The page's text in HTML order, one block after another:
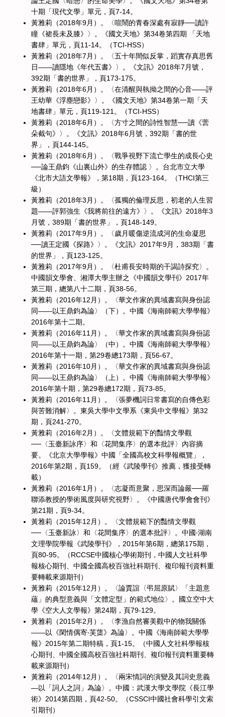
十期「現代文學」單元，頁7-14。
黃雅莉（2018年9月）。〈喧鬧的青春深處有寂靜──讀許
瞳《裙長未及膝》〉。《國文天地》第34卷第四期 「天地
書肆」單元，頁11-14。（TCI-HSS）
黃雅莉（2018年7月）。〈五十年間似反掌，蹈實存真思舊
日——讀隱地《年代五書》〉。《文訊》2018年7月號，
392期「書的世界」，頁173-175。
黃雅莉（2018年6月）。〈在清醒與執拗之間的心音——評
王幼華《浮塵戀影》〉。《國文天地》第34卷第一期「天
地書肆」單元，頁119-121。（TCI-HSS）
黃雅莉（2018年6月）。〈方寸之間的詩性智慧──讀《蕓
朵截句》〉。《文訊》2018年6月號，392期「書的世
界」，頁144-145。
黃雅莉（2018年6月）。〈戰爭視野下流亡學生的成長心史
──論王鼎鈞《山裏山外》的生存體認 〉。台北市立大學
《北市大語文學報》，第18期，頁123-164。（THCI第三
級）
黃雅莉（2018年3月）。〈孤獨的倫理反思，初老的人生習
題——評郭強生《我將前往的遠方》〉。《文訊》2018年3
月號，389期「書的世界」，頁148-149。
黃雅莉（2017年9月）。〈歲月暖傷逆流成河的生命凝思
──讀王定國《探路》〉。《文訊》2017年9月，383期「書
的世界」，頁123-125。
黃雅莉（2017年9月）。〈杜甫長安時期的干謁詩探究〉。
中國韻文學會、湘潭大學主辦之《中國韻文學刊》2017年
第三期，總第八十二期，頁38-56。
黃雅莉（2016年12月）。〈華文作家的異域書寫與身份認
同——以王鼎鈞為論〉（下）。中國《海南師範大學學報》
2016年第十二期。
黃雅莉（2016年11月）。〈華文作家的異域書寫與身份認
同——以王鼎鈞為論〉（中）。中國《海南師範大學學報》
2016年第十一期，第29卷總173期，頁56-67。
黃雅莉（2016年10月）。〈華文作家的異域書寫與身份認
同——以王鼎鈞為論〉（上）。中國《海南師範大學學報》
2016年第十期，第29卷總172期，頁73-85。
黃雅莉（2016年11月）。〈張夢機詞日常書寫的自傳色彩
與苦難消解〉。東吳大學中文學系《東吳中文學報》第32
期，頁241-270。
黃雅莉（2016年2月）。〈文體規範下的豔情文學觀
──〈玉臺新詠序〉和〈花間集序〉的選本批評〉內容摘
要。《北京大學學報》中國「全國高校文科學報概覽」，
2016年第2期，頁159。（經《武陵學刊》推薦，獲接受轉
載）
黃雅莉（2016年1月）。〈志凝而意聚，思深而論嚴──羅
聯添教授的學術風度與研究視野〉。《中國唐代學會會刊》
第21期，頁9-34。
黃雅莉（2015年12月）。〈文體規範下的豔情文學觀
──〈玉臺新詠〉和〈花間集序〉的選本批評〉。中國‧湖南
文理學院學報《武陵學刊》，2015年第6期，總第175期，
頁80-95。（RCCSE中國核心學術期刊，中國人文社科學
報核心期刊、中國全國高校百強社科期刊、複印報刊資料重
要轉載來源期刊）
黃雅莉（2015年12月）。〈論賈誼〈弔屈原賦〉「主題意
蘊」的典型意義與「文體定型」的範式地位〉。國立空中大
學《空大人文學報》第24期，頁79-129。
黃雅莉（2015年2月）。〈李漁自然審美觀中的物我關係
——以《閑情偶寄‧芙蕖》為論〉。中國《海南師範大學學
報》2015年第二期特稿，頁1-15。（中國人文社科學報核
心期刊、中國全國高校百強社科期刊、複印報刊資料重要轉
載來源期刊）
黃雅莉（2014年12月）。〈兩宋情詞的演變及其詞史意義
—以「詞人之詞」為論〉。中國：武漢大學文學院《長江學
術》2014第四期，頁42-50。（CSSCI中國社會科學引文索
引期刊）